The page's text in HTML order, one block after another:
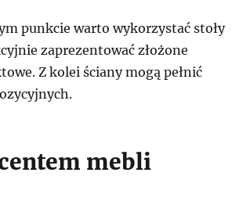
punkcie warto wykorzystać stoły
zaprezentować złożone
Z kolei ściany mogą pełnić
mebli